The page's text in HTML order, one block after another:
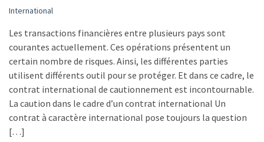
International
Les transactions financières entre plusieurs pays sont
courantes actuellement. Ces opérations présentent un
certain nombre de risques. Ainsi, les différentes parties
utilisent différents outil pour se protéger. Et dans ce cadre, le
contrat international de cautionnement est incontournable.
La caution dans le cadre d’un contrat international Un
contrat à caractère international pose toujours la question
[…]